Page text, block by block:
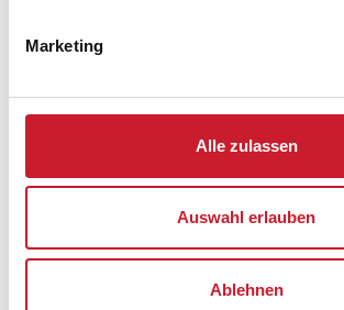
Marketing
Alle zulassen
Auswahl erlauben
Ablehnen
Ferienhaus BV371
Ho
6857 Blåvand